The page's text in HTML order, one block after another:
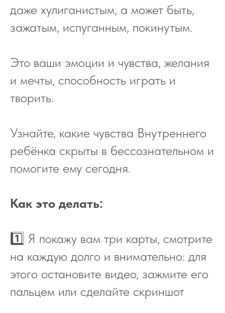
даже хулиганистым, а может быть,
зажатым, испуганным, покинутым.
Это ваши эмоции и чувства, желания
и мечты, способность играть и
творить.
Узнайте, какие чувства Внутреннего
ребёнка скрыты в бессознательном и
помогите ему сегодня.
Как это делать:
1️⃣ Я покажу вам три карты, смотрите
на каждую долго и внимательно: для
этого остановите видео, зажмите его
пальцем или сделайте скриншот